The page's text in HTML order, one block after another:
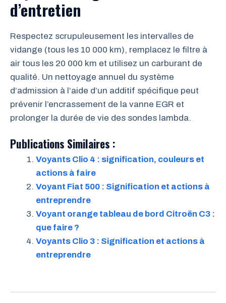
d’entretien
Respectez scrupuleusement les intervalles de
vidange (tous les 10 000 km), remplacez le filtre à
air tous les 20 000 km et utilisez un carburant de
qualité. Un nettoyage annuel du système
d’admission à l’aide d’un additif spécifique peut
prévenir l’encrassement de la vanne EGR et
prolonger la durée de vie des sondes lambda.
Publications Similaires :
Voyants Clio 4 : signification, couleurs et
actions à faire
Voyant Fiat 500 : Signification et actions à
entreprendre
Voyant orange tableau de bord Citroën C3 :
que faire ?
Voyants Clio 3 : Signification et actions à
entreprendre